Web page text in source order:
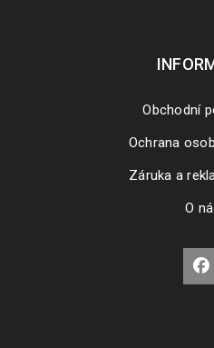
Obchodní
Ochrana
Záruka a
O